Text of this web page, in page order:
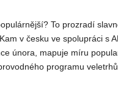
To prozradí
v česku ve spolupráci s
února, mapuje míru
programu